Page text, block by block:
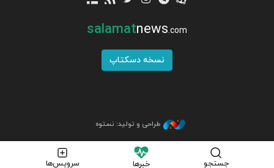
جستجو خبرها سرویس‌ها
salamatnews.com
نسخه دسکتاپ
طراحی و تولید: نستوه